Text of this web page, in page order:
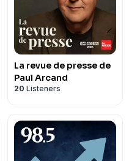
La revue de presse de
Paul Arcand
20 Listeners